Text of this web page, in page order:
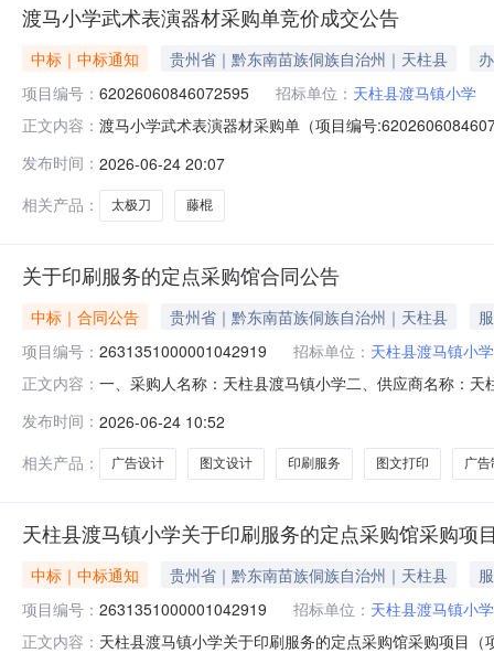
渡马小学武术表演器材采购单竞价成交公告
中标｜中标通知 贵州省｜黔东南苗族侗族自治州｜天柱县
项目编号： 62026060846072595 招标单位： 天柱县渡马镇小学
正文内容： 渡马小学武术表演器材采购单（项目编号
06-2418:00二、采购单位信息采购单位名称：天柱县渡
发布时间： 2026-06-24 20:07
相关产品：
太极刀 藤棍
关于印刷服务的定点采购馆合同公告
中标｜合同公告 贵州省｜黔东南苗族侗族自治州｜天柱县
项目编号： 2631351000001042919 招标单位： 天柱县渡马镇小学
正文内容： 一、采购人名称：天柱县渡马镇小学二、供应商名称：
项1.0029502950服务要求或标的基本概况：七、其它事
发布时间： 2026-06-24 10:52
相关产品：
广告设计 图文设计 印刷服务 图文打印 广告
天柱县渡马镇小学关于印刷服务的定点采购馆采购项
中标｜中标通知 贵州省｜黔东南苗族侗族自治州｜天柱县
项目编号： 2631351000001042919 招标单位： 天柱县渡马镇小学
正文内容： 天柱县渡马镇小学关于印刷服务的定点采购馆采购项目